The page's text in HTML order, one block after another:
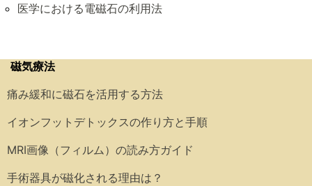
医学における電磁石の利用法
磁気療法
痛み緩和に磁石を活用する方法
イオンフットデトックスの作り方と手順
MRI画像（フィルム）の読み方ガイド
手術器具が磁化される理由は？